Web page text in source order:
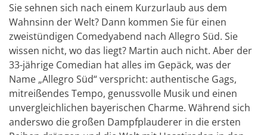
Sie sehnen sich nach einem Kurzurlaub aus dem
Wahnsinn der Welt? Dann kommen Sie für einen
zweistündigen Comedyabend nach Allegro Süd. Sie
wissen nicht, wo das liegt? Martin auch nicht. Aber der
33-jährige Comedian hat alles im Gepäck, was der
Name „Allegro Süd“ verspricht: authentische Gags,
mitreißendes Tempo, genussvolle Musik und einen
unvergleichlichen bayerischen Charme. Während sich
anderswo die großen Dampfplauderer in die ersten